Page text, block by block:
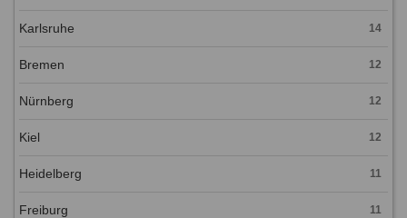
Karlsruhe 14
Bremen 12
Nürnberg 12
Kiel 12
Heidelberg 11
Freiburg 11